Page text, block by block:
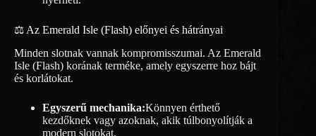
⚖️ Az ​​Emerald Isle (Flash) előnyei és hátrányai
Minden slotnak vannak kompromisszumai. Az Emerald
Isle (Flash) korának terméke, amely egyszerre hoz bájt
és korlátokat.
Egyszerű mechanika:Könnyen érthető
kezdőknek vagy azoknak, akik túlbonyolítják a
modern slotokat.